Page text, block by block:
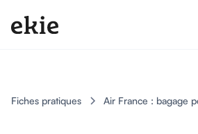
Fiches pratiques Air France : bagage